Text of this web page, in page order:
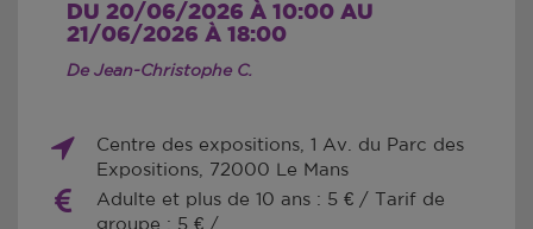
DU 20/06/2026 À 10:00 AU
21/06/2026 À 18:00
De Jean-Christophe C.
Centre des expositions, 1 Av. du Parc des
Expositions, 72000 Le Mans
Adulte et plus de 10 ans : 5 € / Tarif de
groupe : 5 € /